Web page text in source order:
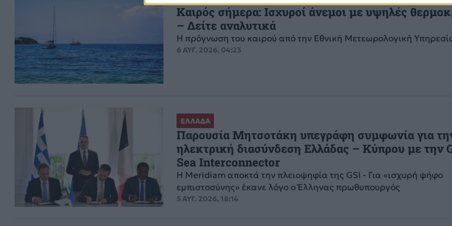
Καιρός σήμερα: Ισχυροί άνεμοι με υψηλές
– Δείτε αναλυτικά
Η πρόγνωση του καιρού από την Εθνική Μετεωρολογική
6 ΑΥΓ. 2026, 04:23
ΕΛΛΑΔΑ
Παρουσία Μητσοτάκη υπεγράφη συμφωνία για
ηλεκτρική διασύνδεση Ελλάδας – Κύπρου με την
Sea Interconnector
Η Meridiam αποκτά την πλειοψηφία της GSI - Για «ισχυρή ψήφο
εμπιστοσύνης» έκανε λόγο ο Έλληνας πρωθυπουργός
5 ΑΥΓ. 2026, 18:14